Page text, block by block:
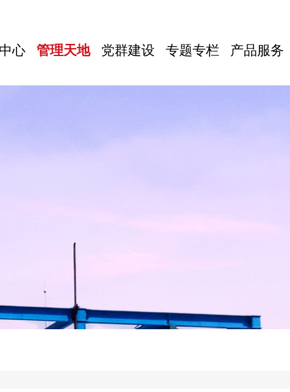
心 管理天地 党群建设 专题专栏 产品服务